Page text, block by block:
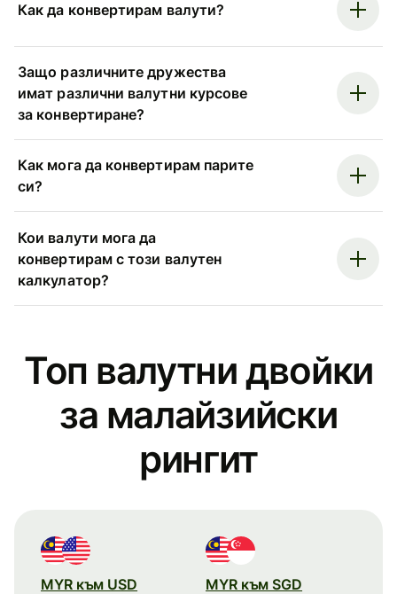
Как да конвертирам валути?
Защо различните дружества
имат различни валутни курсове
за конвертиране?
Как мога да конвертирам парите
си?
Кои валути мога да
конвертирам с този валутен
калкулатор?
Топ валутни двойки
за малайзийски
рингит
MYR към USD MYR към SGD